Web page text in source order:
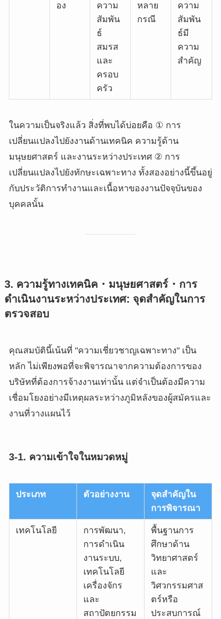
อง
ความ
สัมพัน
ธ์
สมรส
และ
ครอบ
ครัว
หลาย
กรณี
ความ
สัมพัน
ธ์มี
ความ
สำคัญ
ในความเป็นจริงแล้ว สิ่งที่พบได้บ่อยคือ ① การ
เปลี่ยนแปลงไปยังงานด้านเทคนิค ความรู้ด้าน
มนุษยศาสตร์ และงานระหว่างประเทศ ② การ
เปลี่ยนแปลงไปยังทักษะเฉพาะทาง ทั้งสองอย่างนี้ขึ้นอยู่
กับประวัติการทำงานและเนื้อหาของงานปัจจุบันของ
บุคคลนั้น
3. ความรู้ทางเทคนิค・มนุษยศาสตร์・การ
ดำเนินงานระหว่างประเทศ: จุดสำคัญในการ
ตรวจสอบ
คุณสมบัตินี้เน้นที่ "ความเชี่ยวชาญเฉพาะทาง" เป็น
หลัก ไม่เพียงพอที่จะพิจารณาจากความต้องการของ
บริษัทที่ต้องการจ้างงานเท่านั้น แต่จำเป็นต้องมีความ
เชื่อมโยงอย่างมีเหตุผลระหว่างภูมิหลังของผู้สมัครและ
งานที่วางแผนไว้
3-1. ความเข้าใจในหมวดหมู่
ประเภท ตัวอย่างงาน
จุดสำคัญใน
การพิจารณา
เทคโนโลยี
การพัฒนา,
การดำเนิน
งานระบบ,
เทคโนโลยี
เครื่องจักร
และ
สถาปัตยกรรม
พื้นฐานการ
ศึกษาด้าน
วิทยาศาสตร์
และ
วิศวกรรมศาส
ตร์หรือ
ประสบการณ์